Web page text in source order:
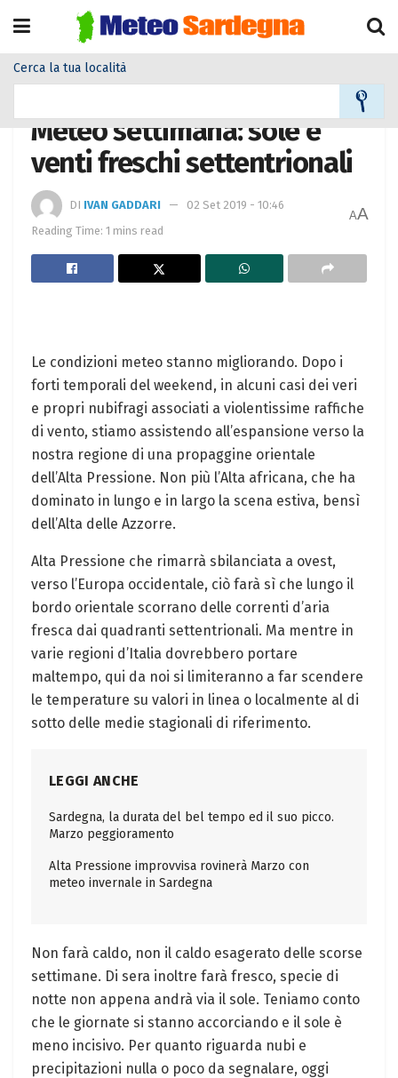
Cerca la tua località
Meteo settimana: sole e
venti freschi settentrionali
DI IVAN GADDARI
02 Set 2019 - 10:46
Reading Time: 1 mins read
AA
Le condizioni meteo stanno migliorando. Dopo i
forti temporali del weekend, in alcuni casi dei veri
e propri nubifragi associati a violentissime raffiche
di vento, stiamo assistendo all’espansione verso la
nostra regione di una propaggine orientale
dell’Alta Pressione. Non più l’Alta africana, che ha
dominato in lungo e in largo la scena estiva, bensì
dell’Alta delle Azzorre.
Alta Pressione che rimarrà sbilanciata a ovest,
verso l’Europa occidentale, ciò farà sì che lungo il
bordo orientale scorrano delle correnti d’aria
fresca dai quadranti settentrionali. Ma mentre in
varie regioni d’Italia dovrebbero portare
maltempo, qui da noi si limiteranno a far scendere
le temperature su valori in linea o localmente al di
sotto delle medie stagionali di riferimento.
LEGGI ANCHE
Sardegna, la durata del bel tempo ed il suo picco.
Marzo peggioramento
Alta Pressione improvvisa rovinerà Marzo con
meteo invernale in Sardegna
Non farà caldo, non il caldo esagerato delle scorse
settimane. Di sera inoltre farà fresco, specie di
notte non appena andrà via il sole. Teniamo conto
che le giornate si stanno accorciando e il sole è
meno incisivo. Per quanto riguarda nubi e
precipitazioni nulla o poco da segnalare, oggi